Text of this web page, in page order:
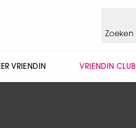
Zoeken
VRIENDIN VRIENDIN CLUB